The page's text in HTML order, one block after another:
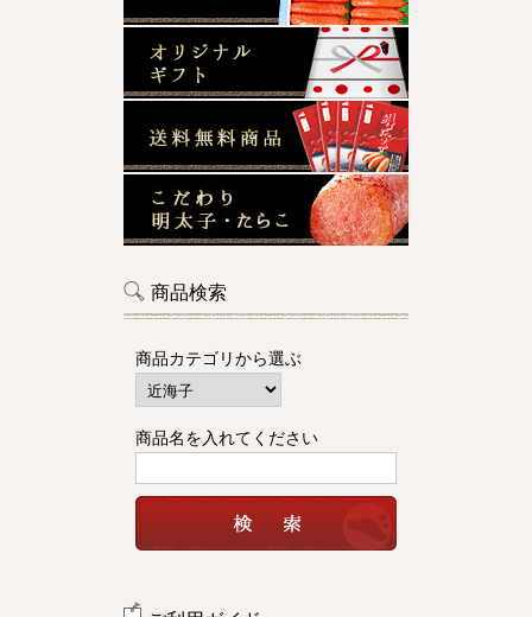
商品検索
商品カテゴリから選ぶ
商品名を入れてください